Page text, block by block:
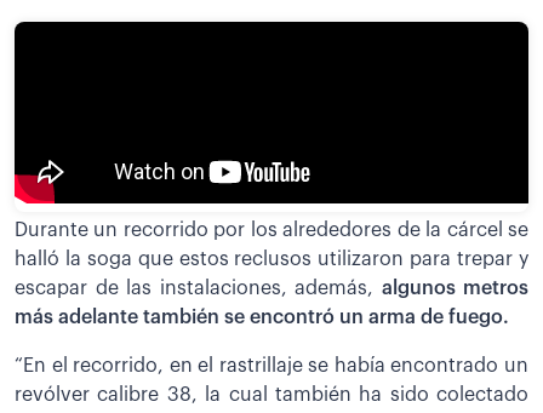
Durante un recorrido por los alrededores de la cárcel se
halló la soga que estos reclusos utilizaron para trepar y
escapar de las instalaciones, además, algunos metros
más adelante también se encontró un arma de fuego.
“En el recorrido, en el rastrillaje se había encontrado un
revólver calibre 38, la cual también ha sido colectado